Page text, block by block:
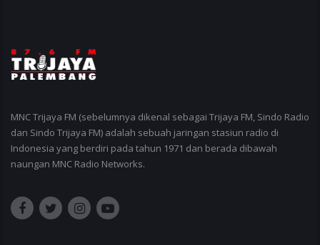
MNC Trijaya FM (sebelumnya dikenal sebagai Trijaya FM, Sindo Radio
dan Sindo Trijaya FM) adalah sebuah jaringan stasiun radio di
Indonesia yang berdiri pada tahun 1971 dan berada dibawah
naungan MNC Radio Networks.